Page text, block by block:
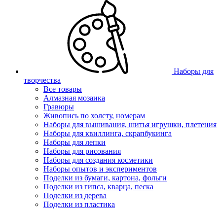
Наборы для
творчества
Все товары
Алмазная мозаика
Гравюры
Живопись по холсту, номерам
Наборы для вышивания, шитья игрушки, плетения
Наборы для квиллинга, скрапбукинга
Наборы для лепки
Наборы для рисования
Наборы для создания косметики
Наборы опытов и экспериментов
Поделки из бумаги, картона, фольги
Поделки из гипса, кварца, песка
Поделки из дерева
Поделки из пластика